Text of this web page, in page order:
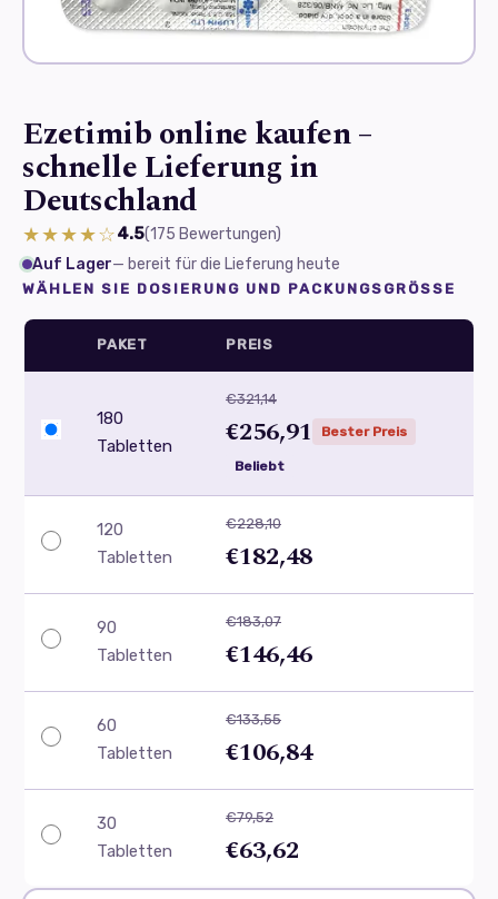
Ezetimib online kaufen –
schnelle Lieferung in
Deutschland
★★★★☆4.5(175 Bewertungen)
Auf Lager— bereit für die Lieferung heute
WÄHLEN SIE DOSIERUNG UND PACKUNGSGRÖSSE
PAKET PREIS
180
Tabletten
€321,14
€256,91 Bester Preis
Beliebt
120
Tabletten
€228,10
€182,48
90
Tabletten
€183,07
€146,46
60
Tabletten
€133,55
€106,84
30
Tabletten
€79,52
€63,62